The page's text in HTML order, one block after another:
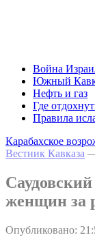
Война
Южный
Нефть и газ
Где
Правила
Карабахское
Вестник Кавказа
женщин за
Опубликовано: